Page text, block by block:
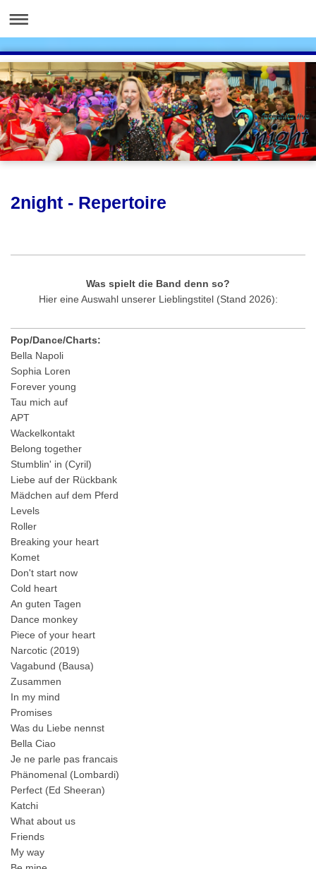
2night - Repertoire
Was spielt die Band denn so?
Hier eine Auswahl unserer Lieblingstitel (Stand 2026):
Pop/Dance/Charts:
Bella Napoli
Sophia Loren
Forever young
Tau mich auf
APT
Wackelkontakt
Belong together
Stumblin' in (Cyril)
Liebe auf der Rückbank
Mädchen auf dem Pferd
Levels
Roller
Breaking your heart
Komet
Don't start now
Cold heart
An guten Tagen
Dance monkey
Piece of your heart
Narcotic (2019)
Vagabund (Bausa)
Zusammen
In my mind
Promises
Was du Liebe nennst
Bella Ciao
Je ne parle pas francais
Phänomenal (Lombardi)
Perfect (Ed Sheeran)
Katchi
What about us
Friends
My way